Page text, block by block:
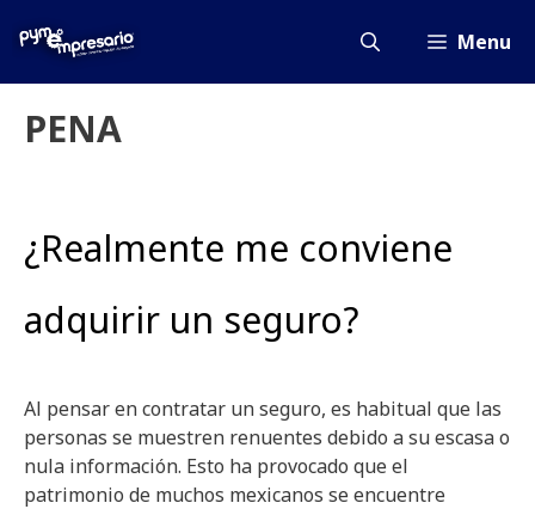
Menu
PENA
¿Realmente me conviene
adquirir un seguro?
Al pensar en contratar un seguro, es habitual que las
personas se muestren renuentes debido a su escasa o
nula información. Esto ha provocado que el
patrimonio de muchos mexicanos se encuentre